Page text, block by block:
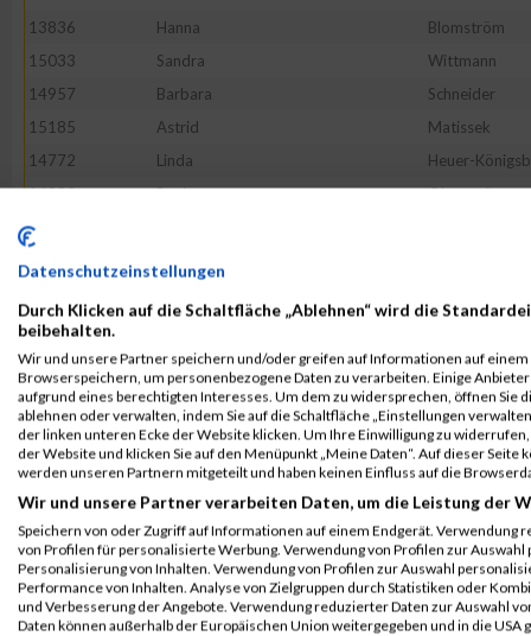
13836
Hanna Blomström
15033
Sandra Wittmann
14957
Barbara Schneider
15185
Astrid Matissek
14772
Linda Heuer-
14880
Rosina Obermaier
14787
13481
14767
Felizitas Heilmann
13388
Julia Wurm
13838
Diana Maria Grau
14072
Theresa Rothmeier
15173
Fritzmann
14822
Marlen Kubitza
14386
Martina Jonscher
14729
Natalie Gajos
14356
Silke Imhof
Datenschutzeinstellungen
Durch Klicken auf die Schaltfläche „Ablehnen“ wird die
beibehalten.
Wir und unsere Partner speichern und/oder greifen auf Informationen auf einem
Browserspeichern, um personenbezogene Daten zu verarbeiten. Einige
aufgrund eines berechtigten Interesses. Um dem zu widersprechen, öffnen Sie
ablehnen oder verwalten, indem Sie auf die Schaltfläche „Einstellungen
der linken unteren Ecke der Website klicken. Um Ihre Einwilligung zu
der Website und klicken Sie auf den Menüpunkt „Meine Daten“. Auf dieser
werden unseren Partnern mitgeteilt und haben keinen Einfluss auf die
Wir und unsere Partner verarbeiten Daten, um die Leistung der
Speichern von oder Zugriff auf Informationen auf einem Endgerät. Verwendung
von Profilen für personalisierte Werbung. Verwendung von Profilen zur
Personalisierung von Inhalten. Verwendung von Profilen zur Auswahl
Performance von Inhalten. Analyse von Zielgruppen durch Statistiken oder
und Verbesserung der Angebote. Verwendung reduzierter Daten zur Auswahl
Daten können außerhalb der Europäischen Union weitergegeben und in die USA